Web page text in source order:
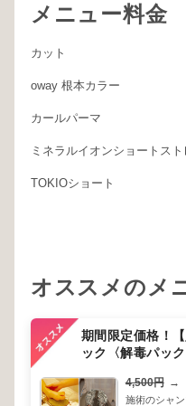
メニュー料金
カット
oway 根本カラー
カールパーマ
ミネラルイオンショートスト
TOKIOショート
オススメのメ
期間限定価格！
ック〈解毒パック
4,500円 →
施術のシャ